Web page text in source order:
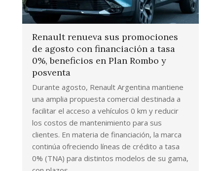
Renault renueva sus promociones
de agosto con financiación a tasa
0%, beneficios en Plan Rombo y
posventa
Durante agosto, Renault Argentina mantiene
una amplia propuesta comercial destinada a
facilitar el acceso a vehículos 0 km y reducir
los costos de mantenimiento para sus
clientes. En materia de financiación, la marca
continúa ofreciendo líneas de crédito a tasa
0% (TNA) para distintos modelos de su gama,